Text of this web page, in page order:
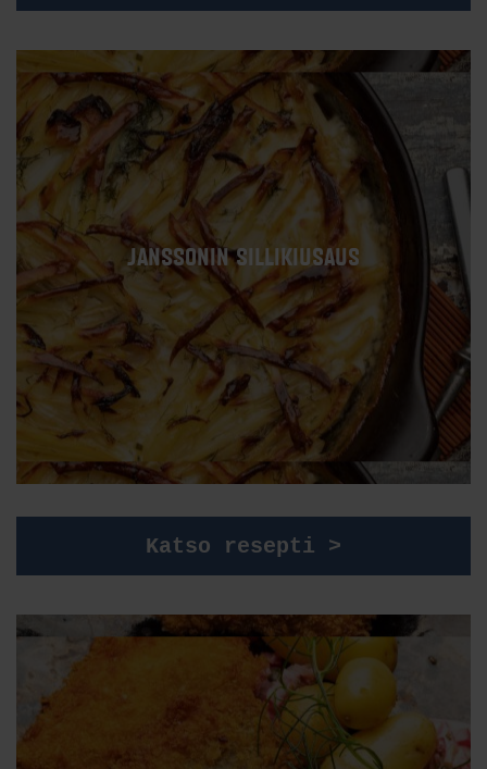
JANSSONIN SILLIKIUSAUS
Katso resepti >